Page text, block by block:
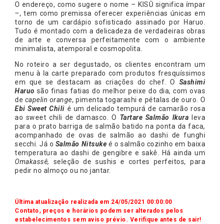
O endereço, como sugere o nome – KISŪ significa ímpar
–, tem como premissa oferecer experiências únicas em
torno de um cardápio sofisticado assinado por Haruo.
Tudo é montado com a delicadeza de verdadeiras obras
de arte e conversa perfeitamente com o ambiente
minimalista, atemporal e cosmopolita.
No roteiro a ser degustado, os clientes encontram um
menu à la carte preparado com produtos fresquíssimos
em que se destacam as criações do chef. O Sashimi
Haruo são finas fatias do melhor peixe do dia, com ovas
de capelin orange, pimenta togarashi e pétalas de ouro. O
Ebi Sweet Chili é um delicado tempurá de camarão rosa
ao sweet chili de damasco. O Tartare Salmão Ikura leva
para o prato barriga de salmão batido na ponta da faca,
acompanhado de ovas de salmão ao dashi de funghi
secchi. Já o Salmão Nitsuke é o salmão cozinho em baixa
temperatura ao dashi de gengibre e sakê. Há ainda um
Omakassê, seleção de sushis e cortes perfeitos, para
pedir no almoço ou no jantar.
Última atualização realizada em 24/05/2021 00:00:00
Contato, preços e horários podem ser alterados pelos
estabelecimentos sem aviso prévio. Verifique antes de sair!